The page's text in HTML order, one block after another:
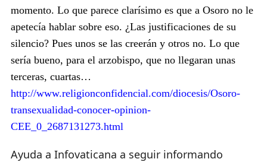
momento. Lo que parece clarísimo es que a Osoro no le
apetecía hablar sobre eso. ¿Las justificaciones de su
silencio? Pues unos se las creerán y otros no. Lo que
sería bueno, para el arzobispo, que no llegaran unas
terceras, cuartas…
http://www.religionconfidencial.com/diocesis/Osoro-
transexualidad-conocer-opinion-
CEE_0_2687131273.html
Ayuda a Infovaticana a seguir informando